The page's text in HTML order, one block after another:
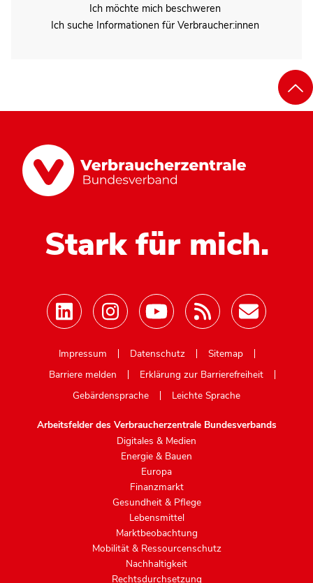
Ich möchte mich beschweren
Ich suche Informationen für Verbraucher:innen
Stark für mich.
Impressum
Datenschutz
Sitemap
Barriere melden
Erklärung zur Barrierefreiheit
Gebärdensprache
Leichte Sprache
Arbeitsfelder des Verbraucherzentrale Bundesverbands
Digitales & Medien
Energie & Bauen
Europa
Finanzmarkt
Gesundheit & Pflege
Lebensmittel
Marktbeobachtung
Mobilität & Ressourcenschutz
Nachhaltigkeit
Rechtsdurchsetzung